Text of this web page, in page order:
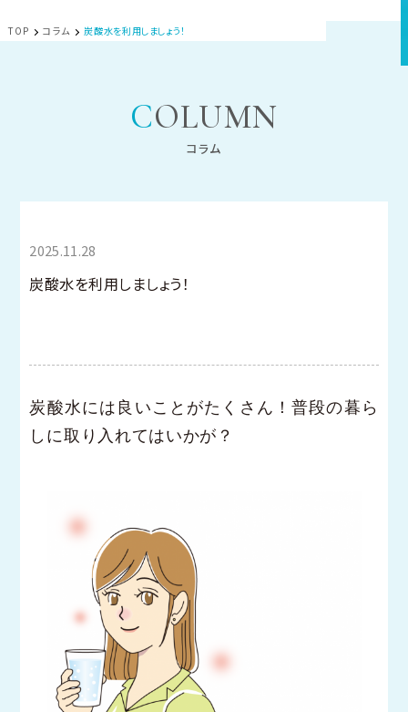
COLUMN
コラム
TOP コラム 炭酸水を利用しましょう！
2025.11.28
炭酸水を利用しましょう！
炭酸水には良いことがたくさん！普段の暮ら
しに取り入れてはいかが？